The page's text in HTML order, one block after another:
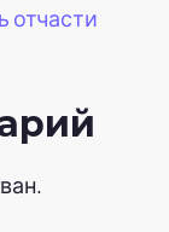
отчасти